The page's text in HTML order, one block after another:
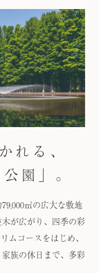
れる、
園」。
㎡の広大な敷地
が広がり、四季の彩
ムコースをはじめ、
族の休日まで、多彩